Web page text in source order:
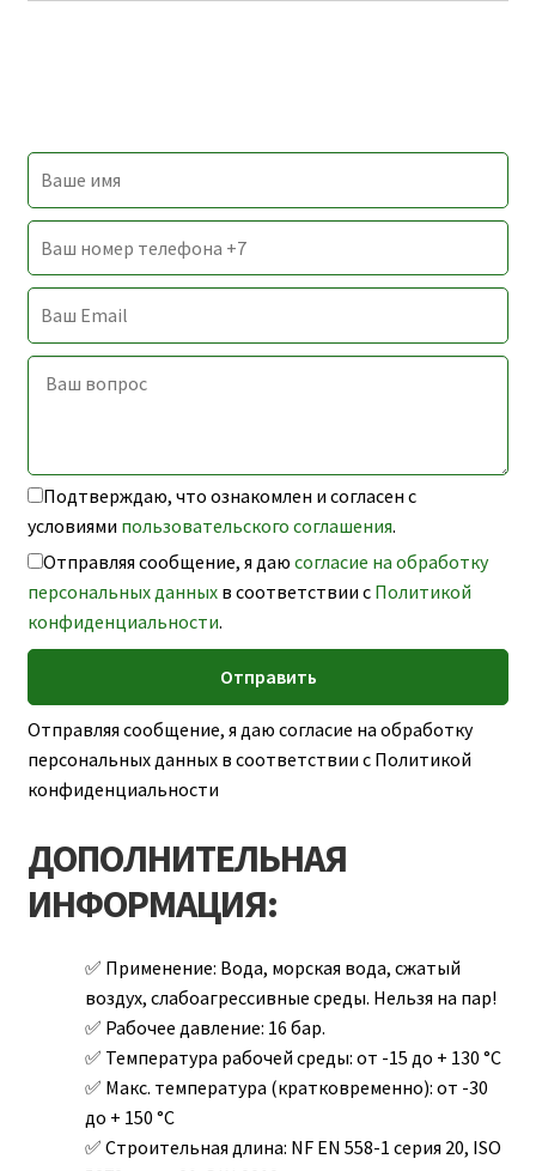
Подтверждаю, что ознакомлен и согласен с
условиями пользовательского соглашения.
Отправляя сообщение, я даю согласие на обработку
персональных данныхв соответствии с Политикой
конфиденциальности.
Отправляя сообщение, я даю согласие на обработку
персональных данных в соответствии с Политикой
конфиденциальности
ДОПОЛНИТЕЛЬНАЯ
ИНФОРМАЦИЯ:
Применение: Вода, морская вода, сжатый
воздух, слабоагрессивные среды. Нельзя на пар!
Рабочее давление: 16 бар.
Температура рабочей среды: от -15 до + 130 °С
Макс. температура (кратковременно): от -30
до + 150 °С
Строительная длина: NF EN 558-1 серия 20, ISO